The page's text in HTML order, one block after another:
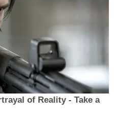
of Reality - Take a